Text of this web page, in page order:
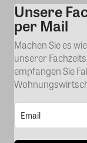
Unsere
per Mail
Machen Sie es
unserer
empfangen Sie